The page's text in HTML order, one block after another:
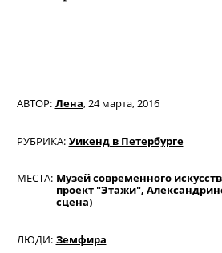
Земфиры «Жить в твоей